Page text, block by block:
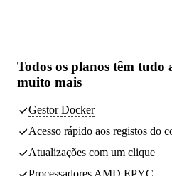
Todos os planos têm tudo
muito mais
Gestor Docker
Acesso rápido aos registos do
Atualizações com um clique
Processadores AMD EPYC